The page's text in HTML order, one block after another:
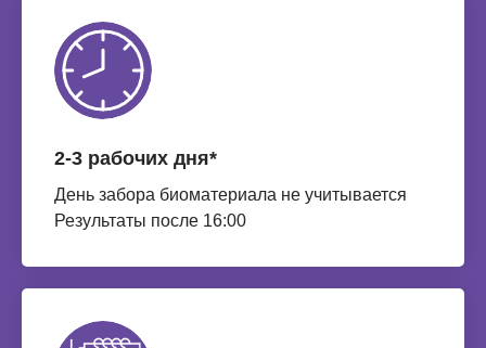
2-3 рабочих дня*
День забора биоматериала не учитывается
Результаты после 16:00